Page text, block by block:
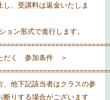
、受講料は返金いたしま
ョン形式で進行します。
だく 参加条件 ＞
、他下記該当者はクラスの参
断りする場合がございます